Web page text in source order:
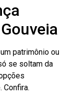
patrimônio ou
se soltam da